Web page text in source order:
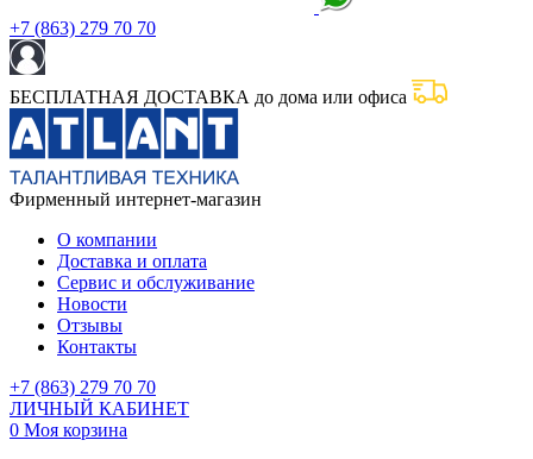
+7 (863) 279 70 70
БЕСПЛАТНАЯ ДОСТАВКА до дома или офиса
Фирменный интернет-магазин
О компании
Доставка и оплата
Сервис и обслуживание
Новости
Отзывы
Контакты
+7 (863) 279 70 70
ЛИЧНЫЙ КАБИНЕТ
0 Моя корзина